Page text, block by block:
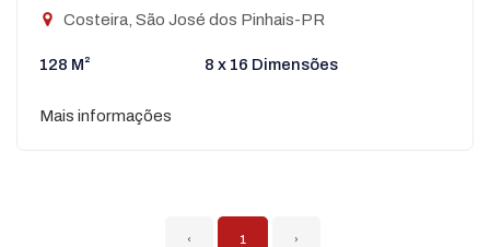
Costeira, São José dos Pinhais-PR
128 M² 8 x 16 Dimensões
Mais informações
‹ 1 ›